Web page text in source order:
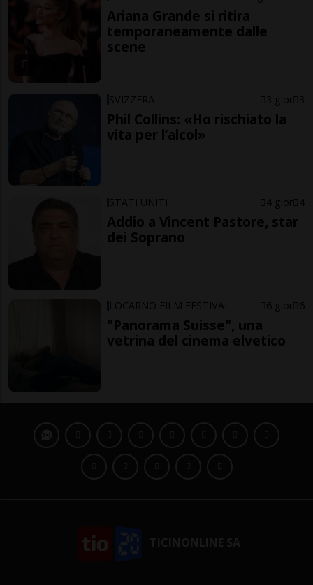
Ariana Grande si ritira
temporaneamente dalle
scene
SVIZZERA 3 gior 3
Phil Collins: «Ho rischiato la
vita per l’alcol»
STATI UNITI 4 gior 4
Addio a Vincent Pastore, star
dei Soprano
LOCARNO FILM FESTIVAL 6 gior 6
"Panorama Suisse", una
vetrina del cinema elvetico